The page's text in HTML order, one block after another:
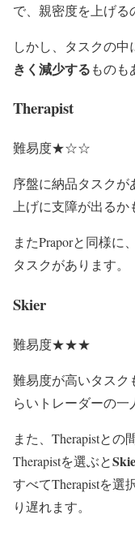
で、親密度を上げる
しかし、タスクの中
きく減少するものも
Therapist
難易度★☆☆
序盤に納品タスク
上げに支障が出るか
またPraporと同様に
タスクがあります。
Skier
難易度★★★
難易度が高いタスク
らいトレーダーの一
また、Therapistとの
Therapistを選ぶと
すべてTherapistを選
り遅れます。